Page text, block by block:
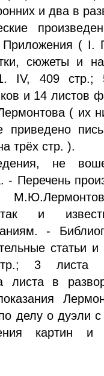
и два в
( I.
сюжеты и
IV, 409 стр.;
и 14 листов
( их
приведено
трёх стр. ).
не
Перечень
так и
-
статьи
3 листа
в
делу о дуэли
картин и